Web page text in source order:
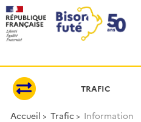
TRAFIC
Accueil Trafic Information
Panneau de gestion des cookies